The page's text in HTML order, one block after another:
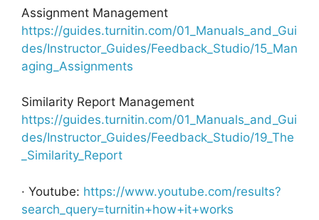
Assignment Management
https://guides.turnitin.com/01_Manuals_and_Gui
des/Instructor_Guides/Feedback_Studio/15_Man
aging_Assignments
Similarity Report Management
https://guides.turnitin.com/01_Manuals_and_Gui
des/Instructor_Guides/Feedback_Studio/19_The
_Similarity_Report
· Youtube: https://www.youtube.com/results?
search_query=turnitin+how+it+works